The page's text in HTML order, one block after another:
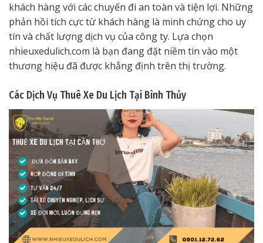
khách hàng với các chuyến đi an toàn và tiện lợi. Những
phản hồi tích cực từ khách hàng là minh chứng cho uy
tín và chất lượng dịch vụ của công ty. Lựa chọn
nhieuxedulich.com là bạn đang đặt niềm tin vào một
thương hiệu đã được khẳng định trên thị trường.
Các Dịch Vụ Thuê Xe Du Lịch Tại Bình Thủy